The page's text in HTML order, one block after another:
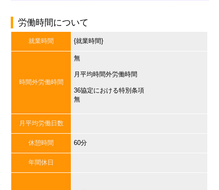
労働時間について
就業時間 {就業時間}
時間外労働時間
無
月平均時間外労働時間
36協定における特別条項
無
月平均労働日数
休憩時間 60分
年間休日